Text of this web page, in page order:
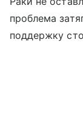
проблема
поддержку